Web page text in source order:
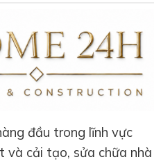
đầu trong lĩnh vực
và cải tạo, sửa chữa nhà